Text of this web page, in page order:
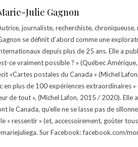
Julie Gagnon
journaliste, recherchiste,
se définit d’abord comme une
depuis plus de 25 ans. Elle a
ce vraiment possible ? » (Québec
«Cartes postales du Canada » (Michel
en plus de 100 expériences extraordinaires
de tout », (Michel Lafon, 2015 / 2020). Elle
le Canada, qu'elle ne se lasse pas de
le « ressentir » (et, accessoirement, goûter
Sur Facebook: facebook.com/